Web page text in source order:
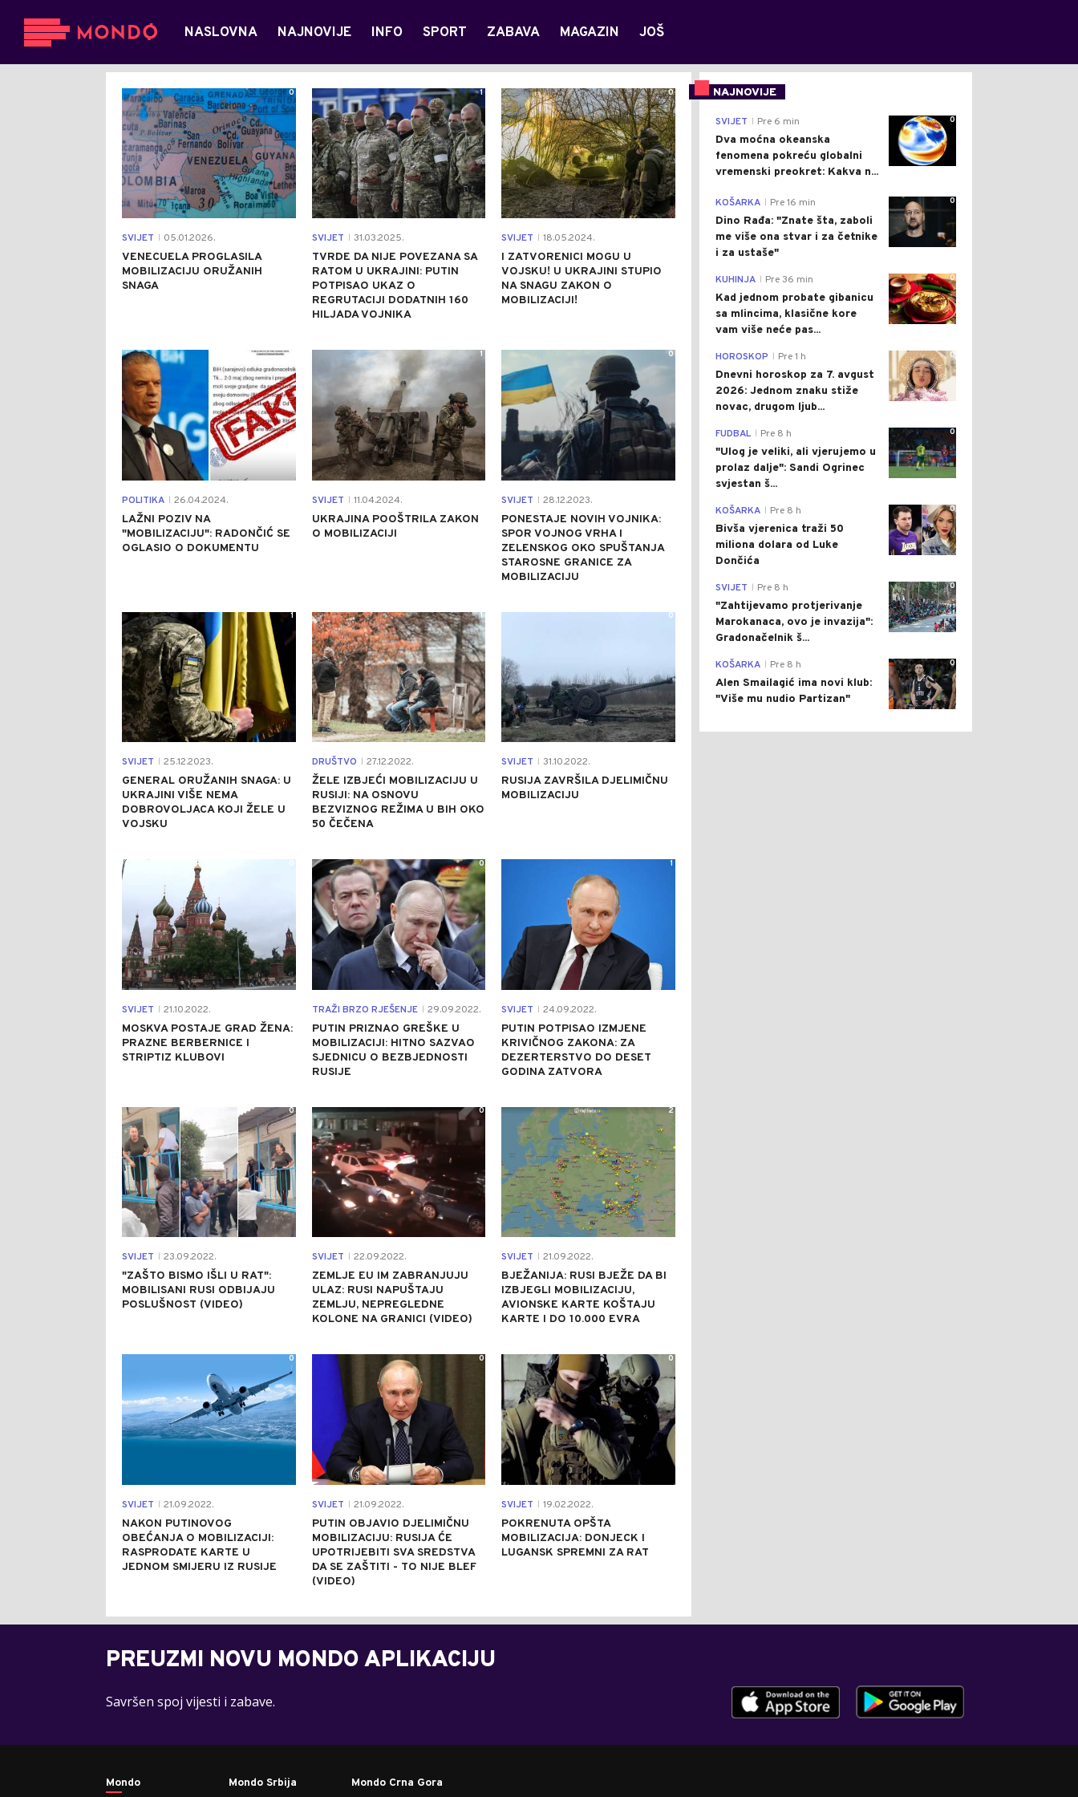
NASLOVNA NAJNOVIJE INFO SPORT ZABAVA MAGAZIN JOŠ
SVIJET 05.01.2026.
VENECUELA PROGLASILA
MOBILIZACIJU ORUŽANIH
SNAGA
0
SVIJET 31.03.2025.
TVRDE DA NIJE POVEZANA SA
RATOM U UKRAJINI: PUTIN
POTPISAO UKAZ O
REGRUTACIJI DODATNIH 160
HILJADA VOJNIKA
1
SVIJET 18.05.2024.
I ZATVORENICI MOGU U
VOJSKU! U UKRAJINI STUPIO
NA SNAGU ZAKON O
MOBILIZACIJI!
0
POLITIKA 26.04.2024.
LAŽNI POZIV NA
"MOBILIZACIJU": RADONČIĆ SE
OGLASIO O DOKUMENTU
2
SVIJET 11.04.2024.
UKRAJINA POOŠTRILA ZAKON
O MOBILIZACIJI
1
SVIJET 28.12.2023.
PONESTAJE NOVIH VOJNIKA:
SPOR VOJNOG VRHA I
ZELENSKOG OKO SPUŠTANJA
STAROSNE GRANICE ZA
MOBILIZACIJU
0
SVIJET 25.12.2023.
GENERAL ORUŽANIH SNAGA: U
UKRAJINI VIŠE NEMA
DOBROVOLJACA KOJI ŽELE U
VOJSKU
1
DRUŠTVO 27.12.2022.
ŽELE IZBJEĆI MOBILIZACIJU U
RUSIJI: NA OSNOVU
BEZVIZNOG REŽIMA U BIH OKO
50 ČEČENA
1
SVIJET 31.10.2022.
RUSIJA ZAVRŠILA DJELIMIČNU
MOBILIZACIJU
0
SVIJET 21.10.2022.
MOSKVA POSTAJE GRAD ŽENA:
PRAZNE BERBERNICE I
STRIPTIZ KLUBOVI
0
TRAŽI BRZO RJEŠENJE 29.09.2022.
PUTIN PRIZNAO GREŠKE U
MOBILIZACIJI: HITNO SAZVAO
SJEDNICU O BEZBJEDNOSTI
RUSIJE
0
SVIJET 24.09.2022.
PUTIN POTPISAO IZMJENE
KRIVIČNOG ZAKONA: ZA
DEZERTERSTVO DO DESET
GODINA ZATVORA
1
SVIJET 23.09.2022.
"ZAŠTO BISMO IŠLI U RAT":
MOBILISANI RUSI ODBIJAJU
POSLUŠNOST (VIDEO)
0
SVIJET 22.09.2022.
ZEMLJE EU IM ZABRANJUJU
ULAZ: RUSI NAPUŠTAJU
ZEMLJU, NEPREGLEDNE
KOLONE NA GRANICI (VIDEO)
0
SVIJET 21.09.2022.
BJEŽANIJA: RUSI BJEŽE DA BI
IZBJEGLI MOBILIZACIJU,
AVIONSKE KARTE KOŠTAJU
KARTE I DO 10.000 EVRA
2
SVIJET 21.09.2022.
NAKON PUTINOVOG
OBEĆANJA O MOBILIZACIJI:
RASPRODATE KARTE U
JEDNOM SMIJERU IZ RUSIJE
0
SVIJET 21.09.2022.
PUTIN OBJAVIO DJELIMIČNU
MOBILIZACIJU: RUSIJA ĆE
UPOTRIJEBITI SVA SREDSTVA
DA SE ZAŠTITI - TO NIJE BLEF
(VIDEO)
0
SVIJET 19.02.2022.
POKRENUTA OPŠTA
MOBILIZACIJA: DONJECK I
LUGANSK SPREMNI ZA RAT
0
NAJNOVIJE
0
SVIJET Pre 6 min
Dva moćna okeanska
fenomena pokreću globalni
vremenski preokret: Kakva n...
0
KOŠARKA Pre 16 min
Dino Rađa: "Znate šta, zaboli
me više ona stvar i za četnike
i za ustaše"
0
KUHINJA Pre 36 min
Kad jednom probate gibanicu
sa mlincima, klasične kore
vam više neće pas...
0
HOROSKOP Pre 1 h
Dnevni horoskop za 7. avgust
2026: Jednom znaku stiže
novac, drugom ljub...
0
FUDBAL Pre 8 h
"Ulog je veliki, ali vjerujemo u
prolaz dalje": Sandi Ogrinec
svjestan š...
0
KOŠARKA Pre 8 h
Bivša vjerenica traži 50
miliona dolara od Luke
Dončića
0
SVIJET Pre 8 h
"Zahtijevamo protjerivanje
Marokanaca, ovo je invazija":
Gradonačelnik š...
0
KOŠARKA Pre 8 h
Alen Smailagić ima novi klub:
"Više mu nudio Partizan"
PREUZMI NOVU MONDO APLIKACIJU
Savršen spoj vijesti i zabave.
Mondo Mondo Srbija Mondo Crna Gora